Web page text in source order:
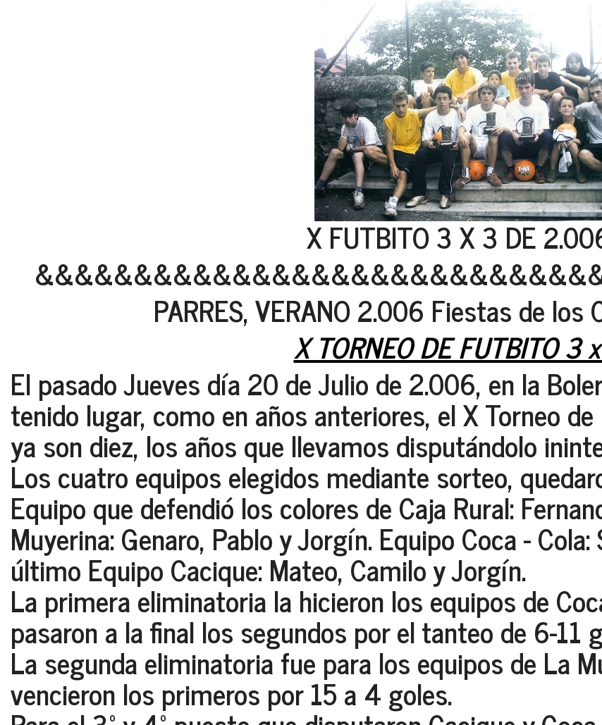
X FUTBITO 3 X 3 DE
PARRES, VERANO 2.006 Fiestas de los
X TORNEO DE FUTBITO 3
El pasado Jueves día 20 de Julio de 2.006, en la
tenido lugar, como en años anteriores, el X Torneo
ya son diez, los años que llevamos disputándolo
Los cuatro equipos elegidos mediante sorteo,
Equipo que defendió los colores deCaja Rural:
Muyerina: Genaro, Pablo y Jorgín. Equipo Coca -
último Equipo Cacique: Mateo, Camilo y Jorgín.
La primera eliminatoria la hicieron los equipos de
pasaron a la final los segundos por el tanteo de 6-11
La segunda eliminatoria fue para los equipos de La
vencieron los primeros por 15 a 4 goles.